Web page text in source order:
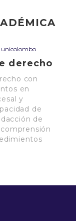
unicolombo
derecho
con
en
y
de
de